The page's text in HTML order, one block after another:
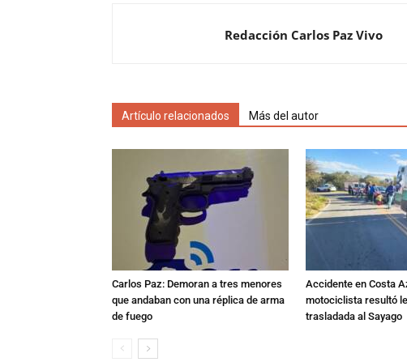
Redacción Carlos Paz Vivo
Artículo relacionados Más del autor
Carlos Paz: Demoran a tres menores
que andaban con una réplica de arma
de fuego
Accidente en Costa
motociclista resultó
trasladada al Sayago